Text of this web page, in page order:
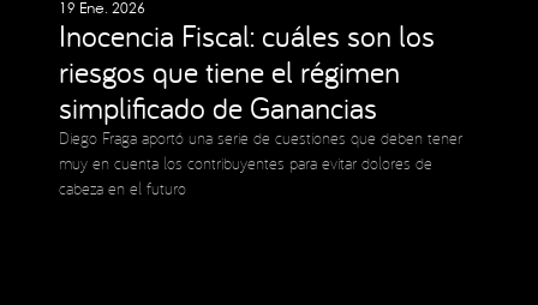
19 Ene. 2026
Inocencia Fiscal: cuáles son los
riesgos que tiene el régimen
simplificado de Ganancias
Diego Fraga aportó una serie de cuestiones que deben tener
muy en cuenta los contribuyentes para evitar dolores de
cabeza en el futuro